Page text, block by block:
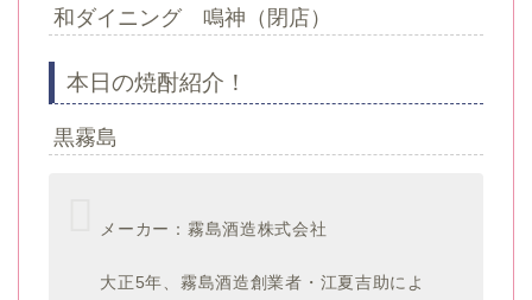
和ダイニング 鳴神（閉店）
本日の焼酎紹介！
黒霧島
メーカー：霧島酒造株式会社
大正5年、霧島酒造創業者・江夏吉助によ